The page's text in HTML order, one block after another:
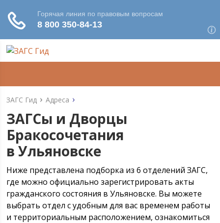
ЗАГС Гид Адреса
ЗАГСы и Дворцы
Бракосочетания
в Ульяновске
Ниже представлена подборка из 6 отделений ЗАГС,
где можно официально зарегистрировать акты
гражданского состояния в Ульяновске. Вы можете
выбрать отдел с удобным для вас временем работы
и территориальным расположением, ознакомиться